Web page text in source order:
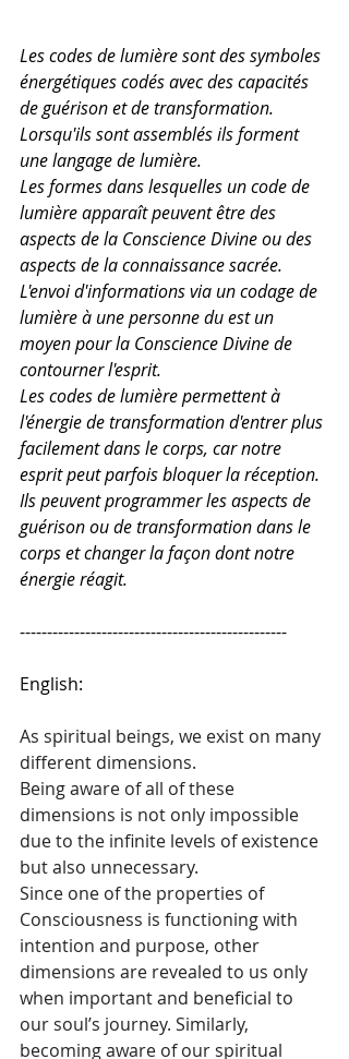
Les codes de lumière sont des symboles
énergétiques codés avec des capacités
de guérison et de transformation.
Lorsqu'ils sont assemblés ils forment
une langage de lumière.
Les formes dans lesquelles un code de
lumière apparaît peuvent être des
aspects de la Conscience Divine ou des
aspects de la connaissance sacrée.
L'envoi d'informations via un codage de
lumière à une personne du est un
moyen pour la Conscience Divine de
contourner l'esprit.
Les codes de lumière permettent à
l'énergie de transformation d'entrer plus
facilement dans le corps, car notre
esprit peut parfois bloquer la réception.
Ils peuvent programmer les aspects de
guérison ou de transformation dans le
corps et changer la façon dont notre
énergie réagit.
-------------------------------------------------
English:
As spiritual beings, we exist on many
different dimensions.
Being aware of all of these
dimensions is not only impossible
due to the infinite levels of existence
but also unnecessary.
Since one of the properties of
Consciousness is functioning with
intention and purpose, other
dimensions are revealed to us only
when important and beneficial to
our soul’s journey. Similarly,
becoming aware of our spiritual